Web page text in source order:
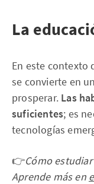
La
En este contexto
se convierte en
prosperar. Las
suficientes; es
tecnologías
👉Cómo
Aprende más en